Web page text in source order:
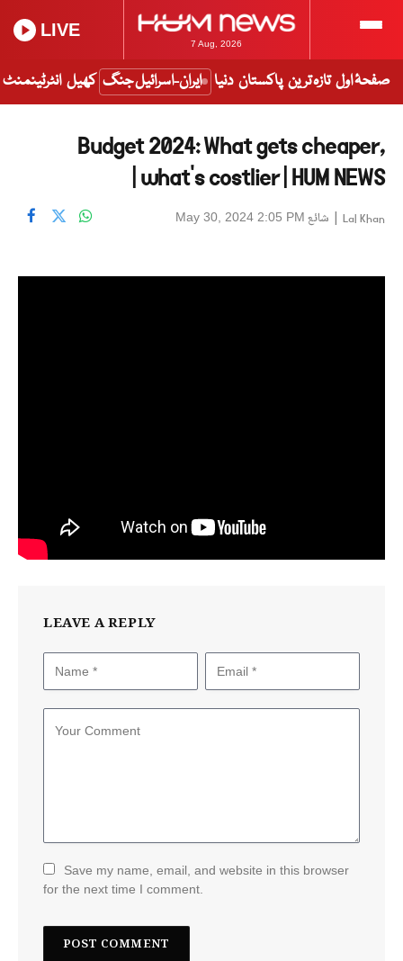
7 Aug, 2026
LIVE
صفحۂ اول تازہ ترین پاکستان دنیا ایران-اسرائیل جنگ کھیل انٹرٹینمنٹ
Budget 2024: What gets cheaper,
what's costlier | HUM NEWS |
Lal Khan
| شائع May 30, 2024 2:05 PM
LEAVE A REPLY
Save my name, email, and website in this browser
for the next time I comment.